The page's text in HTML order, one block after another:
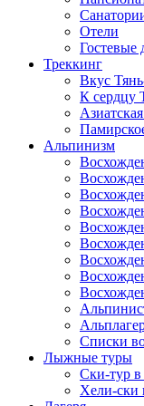
Отели
Гостевые
Треккинг
Вкус
К сердцу
Альпинизм
Списки
Лыжные туры
Ски-тур
Хели-ски